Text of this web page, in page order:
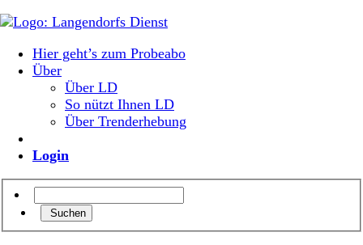
Hier geht’s zum Probeabo
Über
Über LD
So nützt Ihnen LD
Über Trenderhebung
Login
Suchen